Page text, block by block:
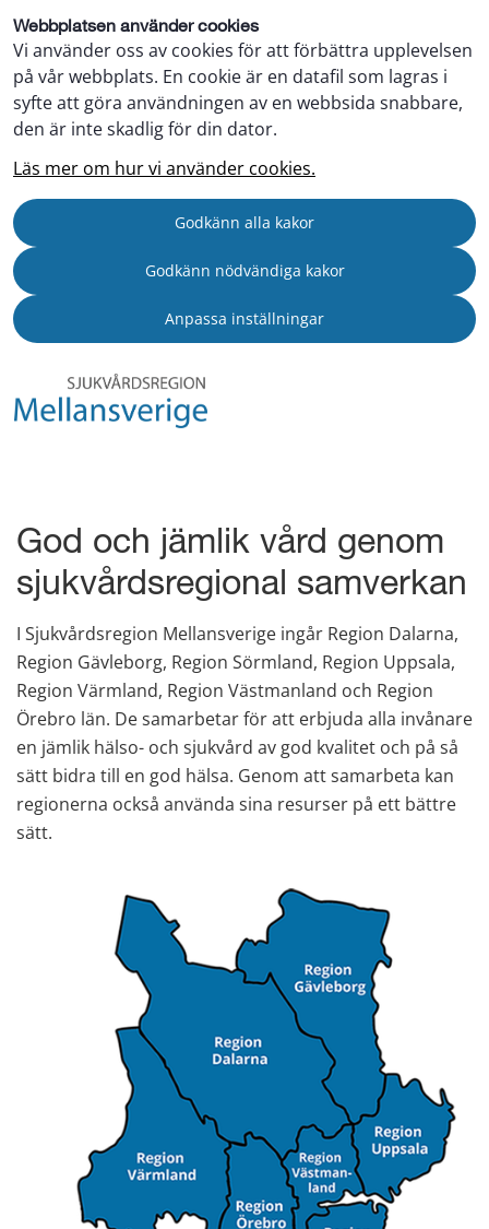
Webbplatsen använder cookies
Vi använder oss av cookies för att förbättra upplevelsen
på vår webbplats. En cookie är en datafil som lagras i
syfte att göra användningen av en webbsida snabbare,
den är inte skadlig för din dator.
Läs mer om hur vi använder cookies.
Godkänn alla kakor
Godkänn nödvändiga kakor
Anpassa inställningar
God och jämlik vård genom
sjukvårdsregional samverkan
I Sjukvårdsregion Mellansverige ingår Region Dalarna,
Region Gävleborg, Region Sörmland, Region Uppsala,
Region Värmland, Region Västmanland och Region
Örebro län. De samarbetar för att erbjuda alla invånare
en jämlik hälso- och sjukvård av god kvalitet och på så
sätt bidra till en god hälsa. Genom att samarbeta kan
regionerna också använda sina resurser på ett bättre
sätt.